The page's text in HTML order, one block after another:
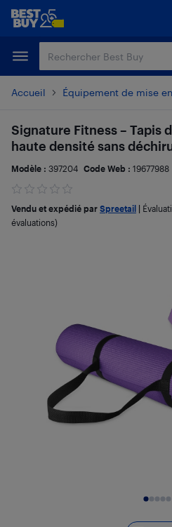
Passer
principal
Passer
Accueil Équipement de mise
Signature Fitness – Tapis
haute densité sans
Modèle : 397204 Code Web : 19677988
Vendu et expédié par Spreetail
évaluations)